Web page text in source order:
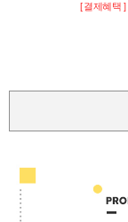
[ 결제혜택 ]